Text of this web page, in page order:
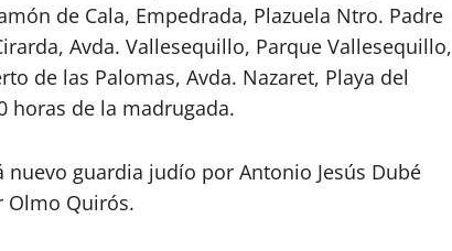
de Cala, Empedrada, Plazuela Ntro. Padre
Avda. Vallesequillo, Parque Vallesequillo,
de las Palomas, Avda. Nazaret, Playa del
horas de la madrugada.
nuevo guardia judío por Antonio Jesús Dubé
Olmo Quirós.